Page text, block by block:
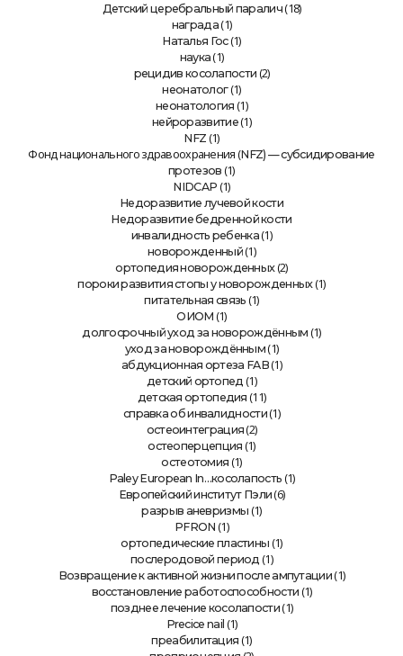
Детский церебральный паралич(18)
награда(1)
Наталья Гос(1)
наука (1)
рецидив косолапости (2)
неонатолог(1)
неонатология (1)
нейроразвитие(1)
NFZ (1)
Фонд национального здравоохранения (NFZ) — субсидирование
протезов (1)
NIDCAP (1)
Недоразвитие лучевой кости
Недоразвитие бедренной кости
инвалидность ребенка(1)
новорожденный(1)
ортопедия новорожденных(2)
пороки развития стопы у новорожденных(1)
питательная связь (1)
ОИОМ (1)
долгосрочный уход за новорождённым (1)
уход за новорождённым (1)
абдукционная ортеза FAB(1)
детский ортопед (1)
детская ортопедия (11)
справка об инвалидности(1)
остеоинтеграция (2)
остеоперцепция (1)
остеотомия (1)
Paley European In…косолапость (1)
Европейский институт Пэли (6)
разрыв аневризмы (1)
PFRON (1)
ортопедические пластины (1)
послеродовой период (1)
Возвращение к активной жизни после ампутации (1)
восстановление работоспособности (1)
позднее лечение косолапости(1)
Precice nail (1)
преабилитация (1)